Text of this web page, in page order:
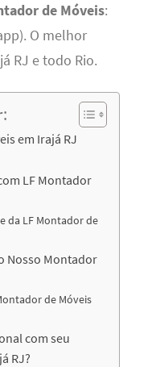
de Móveis:
O melhor
RJ e todo Rio.
em Irajá RJ
LF Montador
da LF Montador de
Nosso Montador
de Móveis
com seu
RJ?